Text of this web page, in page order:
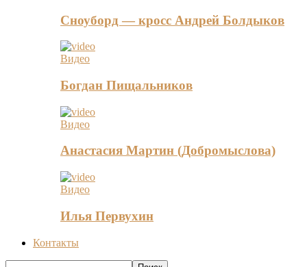
Сноуборд — кросс Андрей Болдыков
Видео
Богдан Пищальников
Видео
Анастасия Мартин (Добромыслова)
Видео
Илья Первухин
Контакты